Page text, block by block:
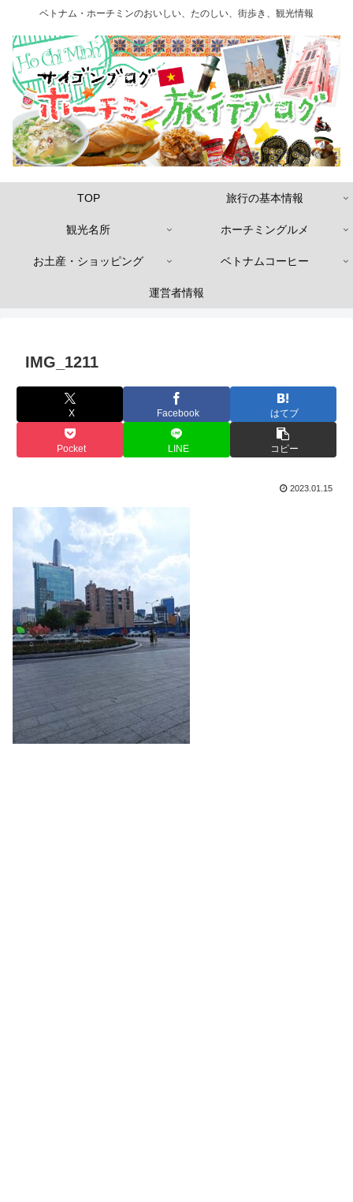
ベトナム・ホーチミンのおいしい、たのしい、街歩き、観光情報
TOP 旅行の基本情報
観光名所 ホーチミングルメ
お土産・ショッピング ベトナムコーヒー
運営者情報
IMG_1211
X Facebook はてブ
Pocket LINE コピー
2023.01.15